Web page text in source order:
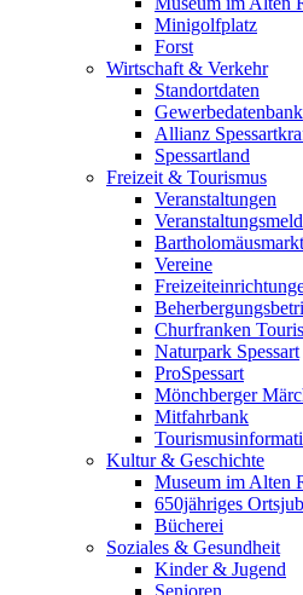
Minigolfplatz
Forst
Wirtschaft & Verkehr
Standortdaten
Gewerbedatenbank
Allianz
Spessartland
Freizeit & Tourismus
Veranstaltungen
Bartholomäusmarkt
Vereine
Churfranken
Naturpark Spessart
ProSpessart
Mönchberger
Mitfahrbank
Kultur & Geschichte
Museum im Alten
650jähriges
Bücherei
Soziales & Gesundheit
Kinder & Jugend
Senioren